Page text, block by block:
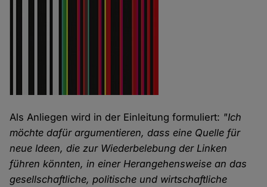
Als Anliegen wird in der Einleitung formuliert: "Ich
möchte dafür argumentieren, dass eine Quelle für
neue Ideen, die zur Wiederbelebung der Linken
führen könnten, in einer Herangehensweise an das
gesellschaftliche, politische und wirtschaftliche